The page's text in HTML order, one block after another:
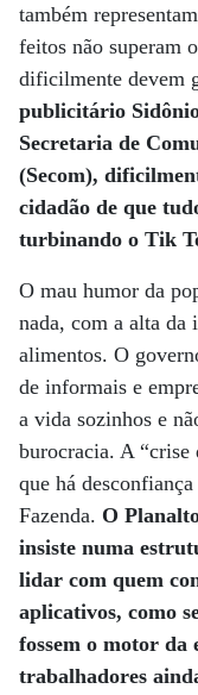
também
feitos não superam
dificilmente devem
publicitário
Secretaria de
(Secom),
cidadão de que
turbinando o Tik
O mau humor da
nada, com a alta da
alimentos. O
de informais e
a vida sozinhos e
burocracia. A
que há
Fazenda. O
insiste numa
lidar com quem
aplicativos, como
fossem o motor da
trabalhadores